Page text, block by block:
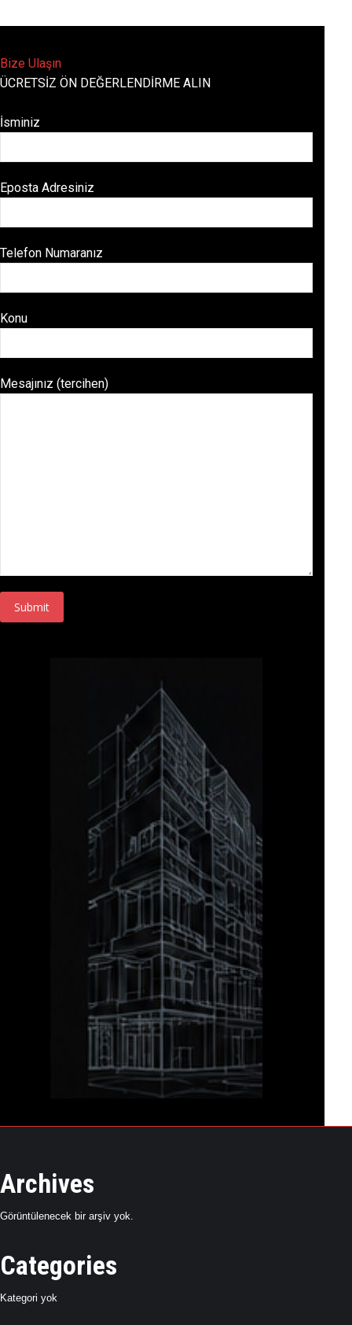
Bize Ulaşın
ÜCRETSİZ ÖN DEĞERLENDİRME ALIN
İsminiz
Eposta Adresiniz
Telefon Numaranız
Konu
Mesajınız (tercihen)
Archives
Görüntülenecek bir arşiv yok.
Categories
Kategori yok